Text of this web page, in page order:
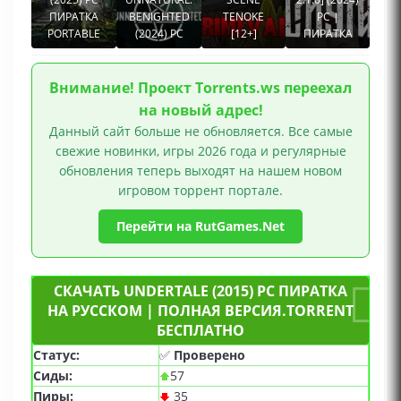
ПИРАТКА
PORTABLE
BENIGHTED
(2024) PC
TENOKE
[12+]
PC |
ПИРАТКА
Внимание! Проект Torrents.ws переехал
на новый адрес!
Данный сайт больше не обновляется. Все самые
свежие новинки, игры 2026 года и регулярные
обновления теперь выходят на нашем новом
игровом торрент портале.
Перейти на RutGames.Net
СКАЧАТЬ UNDERTALE (2015) PC ПИРАТКА
НА РУССКОМ | ПОЛНАЯ ВЕРСИЯ.TORRENT
БЕСПЛАТНО
Статус: ✅ Проверено
Сиды:
57
Пиры:
35